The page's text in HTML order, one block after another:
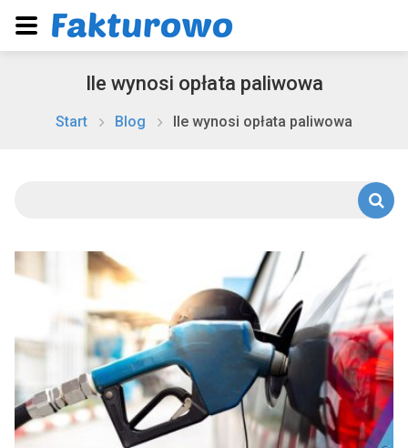
Ile wynosi opłata paliwowa
Start Blog Ile wynosi opłata paliwowa